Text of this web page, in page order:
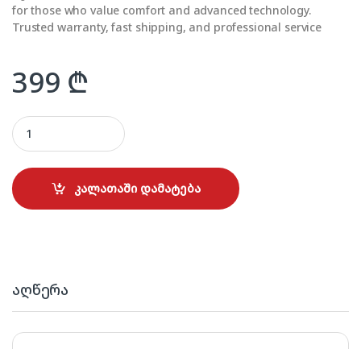
for those who value comfort and advanced technology.
Trusted warranty, fast shipping, and professional service
399 ₾
BOSCH BHN16L quantity
კალათაში დამატება
აღწერა